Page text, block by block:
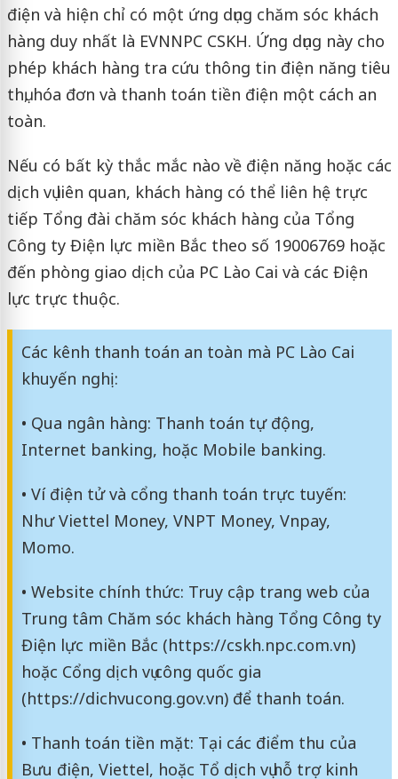
điện và hiện chỉ có một ứng dụng chăm sóc khách
hàng duy nhất là EVNNPC CSKH. Ứng dụng này cho
phép khách hàng tra cứu thông tin điện năng tiêu
thụ, hóa đơn và thanh toán tiền điện một cách an
toàn.
Nếu có bất kỳ thắc mắc nào về điện năng hoặc các
dịch vụ liên quan, khách hàng có thể liên hệ trực
tiếp Tổng đài chăm sóc khách hàng của Tổng
Công ty Điện lực miền Bắc theo số 19006769 hoặc
đến phòng giao dịch của PC Lào Cai và các Điện
lực trực thuộc.
Các kênh thanh toán an toàn mà PC Lào Cai
khuyến nghị:
• Qua ngân hàng: Thanh toán tự động,
Internet banking, hoặc Mobile banking.
• Ví điện tử và cổng thanh toán trực tuyến:
Như Viettel Money, VNPT Money, Vnpay,
Momo.
• Website chính thức: Truy cập trang web của
Trung tâm Chăm sóc khách hàng Tổng Công ty
Điện lực miền Bắc (https://cskh.npc.com.vn)
hoặc Cổng dịch vụ công quốc gia
(https://dichvucong.gov.vn) để thanh toán.
• Thanh toán tiền mặt: Tại các điểm thu của
Bưu điện, Viettel, hoặc Tổ dịch vụ hỗ trợ kinh